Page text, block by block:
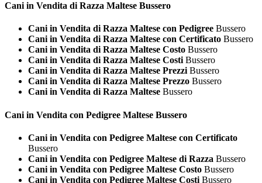
Cani in Vendita di Razza Maltese Bussero
Cani in Vendita di Razza Maltese con Pedigree Bussero
Cani in Vendita di Razza Maltese con Certificato Bussero
Cani in Vendita di Razza Maltese Costo Bussero
Cani in Vendita di Razza Maltese CostiBussero
Cani in Vendita di Razza Maltese PrezziBussero
Cani in Vendita di Razza Maltese Prezzo Bussero
Cani in Vendita di Razza Maltese Bussero
Cani in Vendita con Pedigree Maltese Bussero
Cani in Vendita con Pedigree Maltese con Certificato
Bussero
Cani in Vendita con Pedigree Maltese di Razza Bussero
Cani in Vendita con Pedigree Maltese Costo Bussero
Cani in Vendita con Pedigree Maltese Costi Bussero